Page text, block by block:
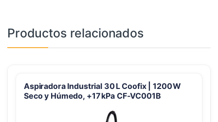
Productos relacionados
Aspiradora Industrial 30 L Coofix | 1200 W
Seco y Húmedo, +17 kPa CF‑VC001B